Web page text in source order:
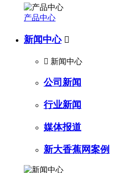
产品中心
新闻中心 
 新闻中心
公司新闻
行业新闻
媒体报道
新大香蕉网案例